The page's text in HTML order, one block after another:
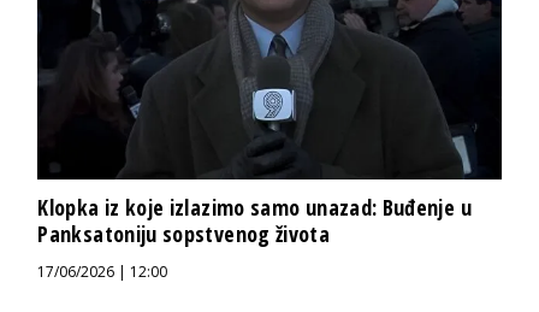
Klopka iz koje izlazimo samo unazad: Buđenje u
Panksatoniju sopstvenog života
17/06/2026 | 12:00